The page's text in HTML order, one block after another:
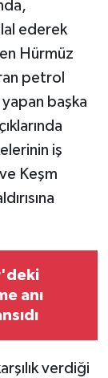
ederek
Hürmüz
petrol
başka
iş
Keşm
anı
verdiği